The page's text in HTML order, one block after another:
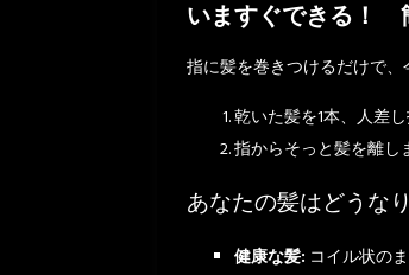
いますぐできる！
指に髪を巻きつけるだけで、
乾いた髪を1本、人差
指からそっと髪を離し
あなたの髪はどうな
健康な髪: コイル状の